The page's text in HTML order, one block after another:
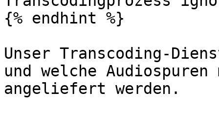
{% endhint %}
Unser Transcoding-
und welche
angeliefert werden.